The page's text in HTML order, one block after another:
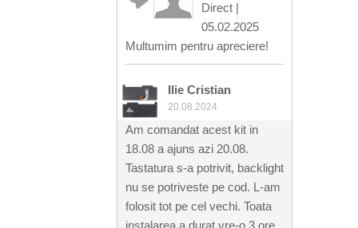
Direct |
05.02.2025
Multumim pentru apreciere!
Ilie Cristian
20.08.2024
Am comandat acest kit in
18.08 a ajuns azi 20.08.
Tastatura s-a potrivit, backlight
nu se potriveste pe cod. L-am
folosit tot pe cel vechi. Toata
instalarea a durat vre-o 3 ore.